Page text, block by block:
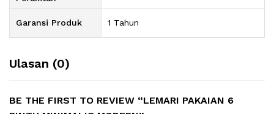
Garansi Produk 1 Tahun
Ulasan (0)
BE THE FIRST TO REVIEW “LEMARI PAKAIAN 6